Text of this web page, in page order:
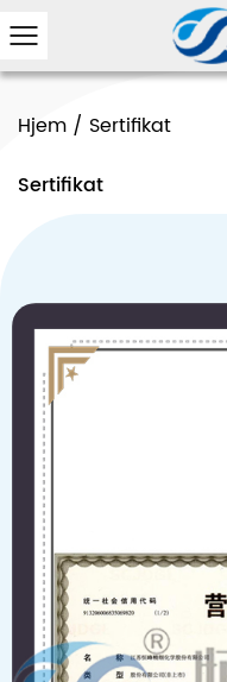
Hjem / Sertifikat
Sertifikat